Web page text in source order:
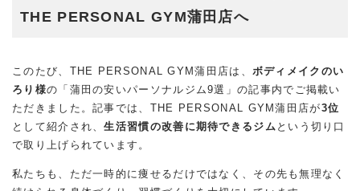
THE PERSONAL GYM蒲田店へ
このたび、THE PERSONAL GYM蒲田店は、 ボディメイクのい
ろり様の「蒲田の安いパーソナルジム9選」の記事内でご掲載い
ただきました。記事では、THE PERSONAL GYM蒲田店が3位
として紹介され、生活習慣の改善に期待できるジム という切り口
で取り上げられています。
私たちも、ただ一時的に痩せるだけではなく、その先も無理なく